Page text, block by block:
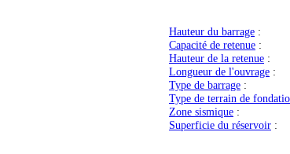
Hauteur du barrage :
Capacité de retenue :
Hauteur de la retenue :
Longueur de l'ouvrage :
Type de barrage :
Type de terrain de
Zone sismique :
Superficie du réservoir :